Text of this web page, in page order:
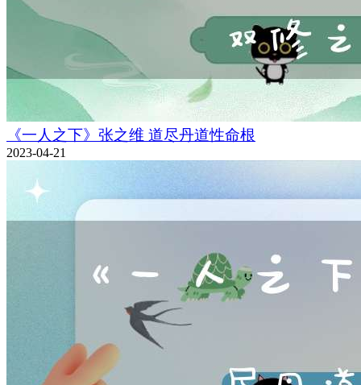
《一人之下》张之维 道尽丹道性命根
2023-04-21